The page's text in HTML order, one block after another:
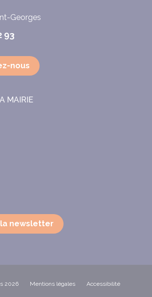
Georges
93
nous
MAIRIE
newsletter
2026 Mentions légales
Accessibilité